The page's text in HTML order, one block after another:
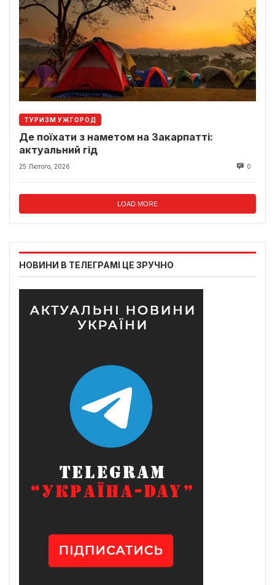
ТУРИЗМ УЖГОРОД
Де поїхати з наметом на Закарпатті:
актуальний гід
25 Лютого, 2026 0
LOAD MORE
НОВИНИ В ТЕЛЕГРАМІ ЦЕ ЗРУЧНО